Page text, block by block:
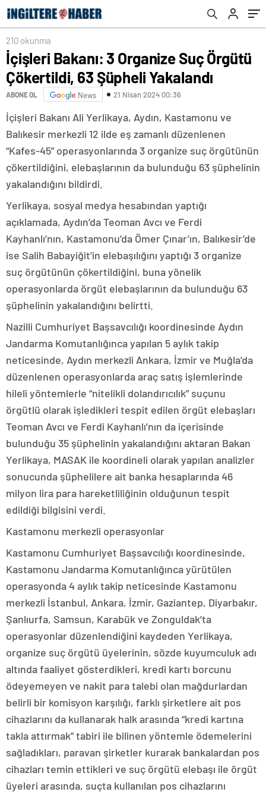
210 okunma
İçişleri Bakanı: 3 Organize Suç Örgütü
Çökertildi, 63 Şüpheli Yakalandı
ABONE OL News 21 Nisan 2024 00:36
İçişleri Bakanı Ali Yerlikaya, Aydın, Kastamonu ve
Balıkesir merkezli 12 ilde eş zamanlı düzenlenen
“Kafes-45” operasyonlarında 3 organize suç örgütünün
çökertildiğini, elebaşlarının da bulunduğu 63 şüphelinin
yakalandığını bildirdi.
Yerlikaya, sosyal medya hesabından yaptığı
açıklamada, Aydın’da Teoman Avcı ve Ferdi
Kayhanlı’nın, Kastamonu’da Ömer Çınar’ın, Balıkesir’de
ise Salih Babayiğit’in elebaşılığını yaptığı 3 organize
suç örgütünün çökertildiğini, buna yönelik
operasyonlarda örgüt elebaşlarının da bulunduğu 63
şüphelinin yakalandığını belirtti.
Nazilli Cumhuriyet Başsavcılığı koordinesinde Aydın
Jandarma Komutanlığınca yapılan 5 aylık takip
neticesinde, Aydın merkezli Ankara, İzmir ve Muğla’da
düzenlenen operasyonlarda araç satış işlemlerinde
hileli yöntemlerle “nitelikli dolandırıcılık” suçunu
örgütlü olarak işledikleri tespit edilen örgüt elebaşları
Teoman Avcı ve Ferdi Kayhanlı’nın da içerisinde
bulunduğu 35 şüphelinin yakalandığını aktaran Bakan
Yerlikaya, MASAK ile koordineli olarak yapılan analizler
sonucunda şüphelilere ait banka hesaplarında 46
milyon lira para hareketliliğinin olduğunun tespit
edildiği bilgisini verdi.
Kastamonu merkezli operasyonlar
Kastamonu Cumhuriyet Başsavcılığı koordinesinde,
Kastamonu Jandarma Komutanlığınca yürütülen
operasyonda 4 aylık takip neticesinde Kastamonu
merkezli İstanbul, Ankara, İzmir, Gaziantep, Diyarbakır,
Şanlıurfa, Samsun, Karabük ve Zonguldak’ta
operasyonlar düzenlendiğini kaydeden Yerlikaya,
organize suç örgütü üyelerinin, sözde kuyumculuk adı
altında faaliyet gösterdikleri, kredi kartı borcunu
ödeyemeyen ve nakit para talebi olan mağdurlardan
belirli bir komisyon karşılığı, farklı şirketlere ait pos
cihazlarını da kullanarak halk arasında “kredi kartına
takla attırmak” tabiri ile bilinen yöntemle ödemelerini
sağladıkları, paravan şirketler kurarak bankalardan pos
cihazları temin ettikleri ve suç örgütü elebaşı ile örgüt
üyeleri arasında, suçta kullanılan pos cihazlarını